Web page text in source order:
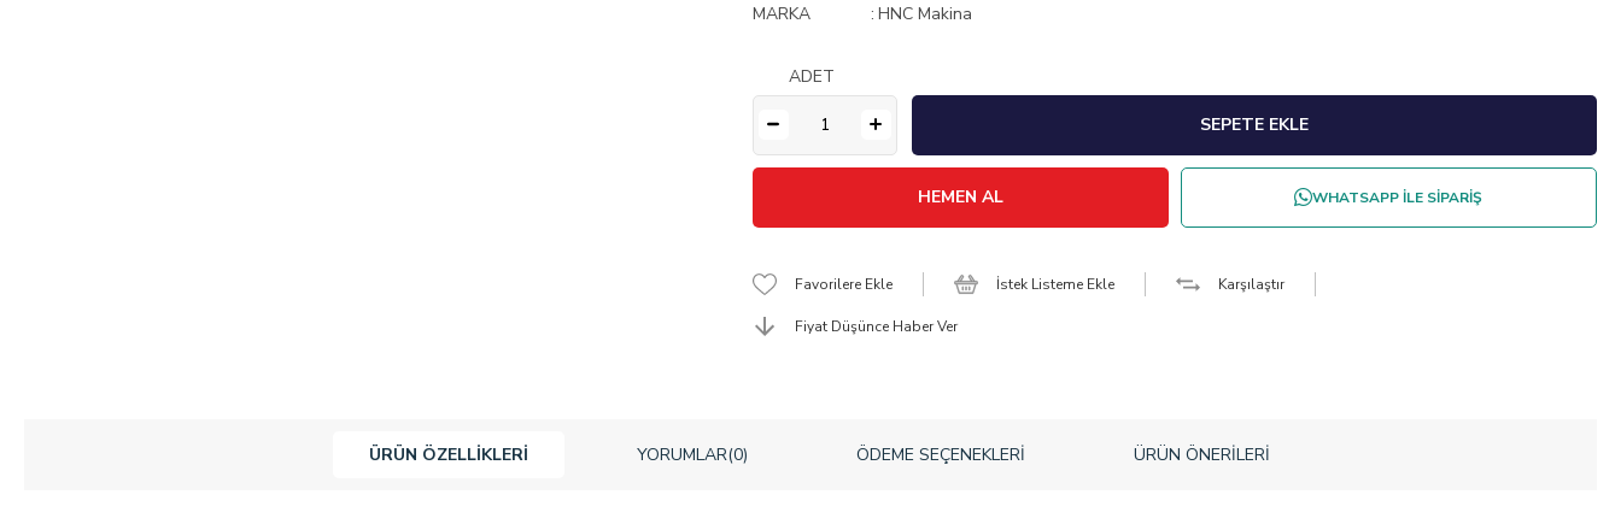
MARKA
: HNC Makina
ADET
WHATSAPP İLE SİPARİŞ
Favorilere Ekle İstek Listeme Ekle Karşılaştır
Fiyat Düşünce Haber Ver
ÜRÜN ÖZELLIKLERI YORUMLAR(0) ÖDEME SEÇENEKLERI ÜRÜN ÖNERILERI